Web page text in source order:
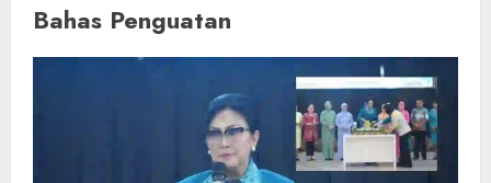
Bahas Penguatan